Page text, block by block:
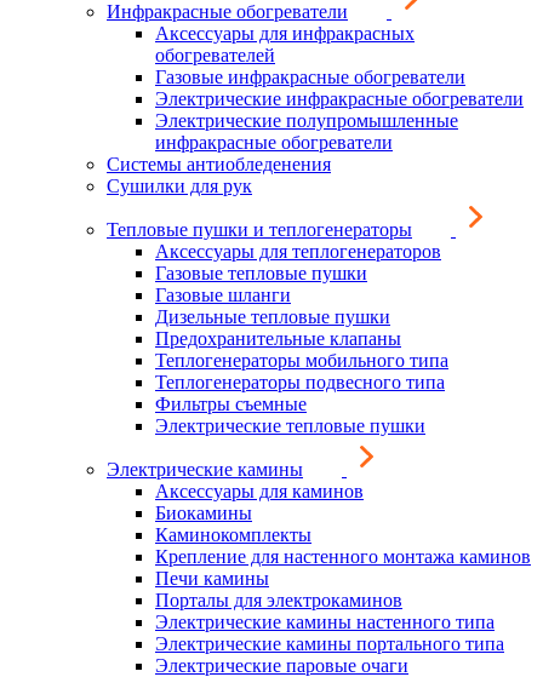
Инфракрасные обогреватели
Аксессуары для инфракрасных
обогревателей
Газовые инфракрасные обогреватели
Электрические инфракрасные обогреватели
Электрические полупромышленные
инфракрасные обогреватели
Системы антиобледенения
Сушилки для рук
Тепловые пушки и теплогенераторы
Аксессуары для теплогенераторов
Газовые тепловые пушки
Газовые шланги
Дизельные тепловые пушки
Предохранительные клапаны
Теплогенераторы мобильного типа
Теплогенераторы подвесного типа
Фильтры съемные
Электрические тепловые пушки
Электрические камины
Аксессуары для каминов
Биокамины
Каминокомплекты
Крепление для настенного монтажа каминов
Печи камины
Порталы для электрокаминов
Электрические камины настенного типа
Электрические камины портального типа
Электрические паровые очаги